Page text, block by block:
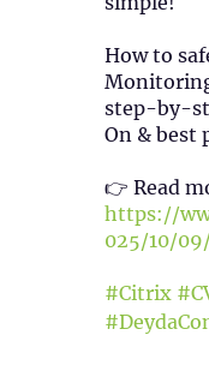
How to
step-by-
On & best
👉 Read
https://
025/10/
#Citrix